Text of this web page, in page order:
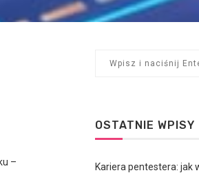
–
OSTATNIE WPISY
Kariera pentestera: jak